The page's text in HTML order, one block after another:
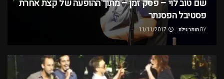
שם טוב לוי – פסק זמן – מתוך ההופעה של קצת אחרת
פסטיבל הפסנתר
BY תומר גילת